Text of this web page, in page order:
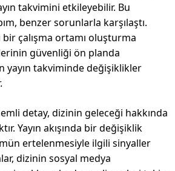
takvimini etkileyebilir. Bu
benzer sorunlarla karşılaştı.
bir çalışma ortamı oluşturma
güvenliği ön planda
yayın takviminde değişiklikler
detay, dizinin geleceği hakkında
Yayın akışında bir değişiklik
ertelenmesiyle ilgili sinyaller
dizinin sosyal medya